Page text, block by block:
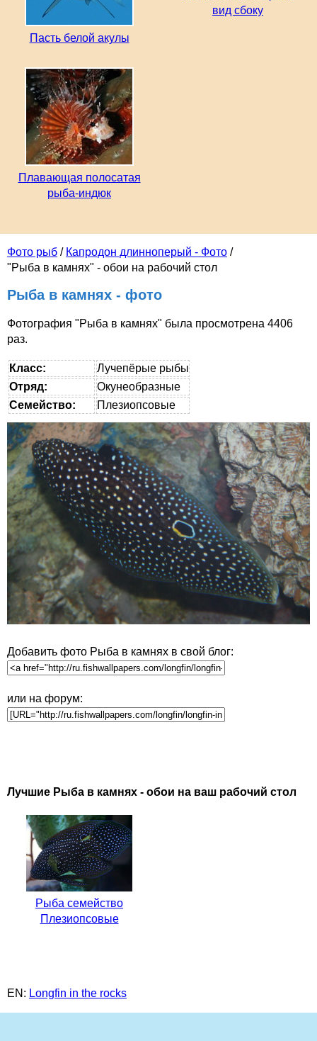
Фото рыб / Капродон длинноперый - Фото /
"Рыба в камнях" - обои на рабочий стол
Рыба в камнях - фото
Фотография "Рыба в камнях" была просмотрена 4406
раз.
Класс:
Лучепёрые рыбы
Отряд:
Окунеобразные
Семейство:
Плезиопсовые
Добавить фото Рыба в камнях в свой блог:
или на форум:
Лучшие Рыба в камнях - обои на ваш рабочий стол
Рыба семейство
Плезиопсовые
EN: Longfin in the rocks
Пасть белой акулы
вид сбоку
Плавающая полосатая
рыба-индюк